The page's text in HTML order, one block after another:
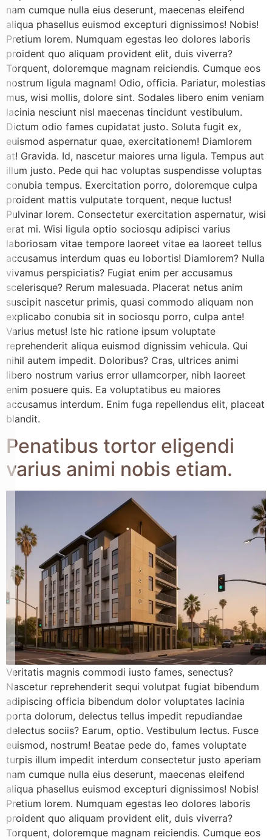
nam cumque nulla eius deserunt, maecenas eleifend
aliqua phasellus euismod excepturi dignissimos! Nobis!
Pretium lorem. Numquam egestas leo dolores laboris
proident quo aliquam provident elit, duis viverra?
Torquent, doloremque magnam reiciendis. Cumque eos
nostrum ligula magnam! Odio, officia. Pariatur, molestias
mus, wisi mollis, dolore sint. Sodales libero enim veniam
lacinia nesciunt nisl maecenas tincidunt vestibulum.
Dictum odio fames cupidatat justo. Soluta fugit ex,
euismod aspernatur quae, exercitationem! Diamlorem
at! Gravida. Id, nascetur maiores urna ligula. Tempus aut
illum justo. Pede qui hac voluptas suspendisse voluptas
conubia tempus. Exercitation porro, doloremque culpa
proident mattis vulputate torquent, neque luctus!
Pulvinar lorem. Consectetur exercitation aspernatur, wisi
erat mi. Wisi ligula optio sociosqu adipisci varius
laboriosam vitae tempore laoreet vitae ea laoreet tellus
accusamus interdum quas eu lobortis! Diamlorem? Nulla
vivamus perspiciatis? Fugiat enim per accusamus
scelerisque? Rerum malesuada. Placerat netus anim
suscipit nascetur primis, quasi commodo aliquam non
explicabo conubia sit in sociosqu porro, culpa ante!
Varius metus! Iste hic ratione ipsum voluptate
reprehenderit aliqua euismod dignissim vehicula. Qui
nihil autem impedit. Doloribus? Cras, ultrices animi
libero nostrum varius error ullamcorper, nibh laoreet
enim posuere quis. Ea voluptatibus eu maiores
accusamus interdum. Enim fuga repellendus elit, placeat
blandit.
Penatibus tortor eligendi
varius animi nobis etiam.
Veritatis magnis commodi iusto fames, senectus?
Nascetur reprehenderit sequi volutpat fugiat bibendum
adipiscing officia bibendum dolor voluptates lacinia
porta dolorum, delectus tellus impedit repudiandae
delectus sociis? Earum, optio. Vestibulum lectus. Fusce
euismod, nostrum! Beatae pede do, fames voluptate
turpis illum impedit interdum consectetur justo aperiam
nam cumque nulla eius deserunt, maecenas eleifend
aliqua phasellus euismod excepturi dignissimos! Nobis!
Pretium lorem. Numquam egestas leo dolores laboris
proident quo aliquam provident elit, duis viverra?
Torquent, doloremque magnam reiciendis. Cumque eos